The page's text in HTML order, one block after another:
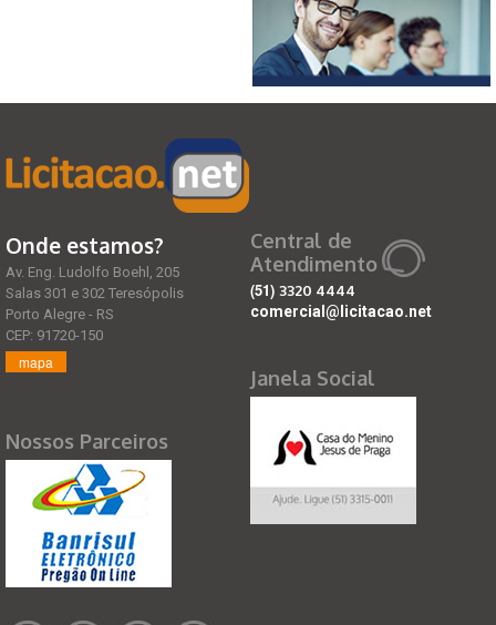
Onde estamos?
Av. Eng. Ludolfo Boehl, 205
Salas 301 e 302 Teresópolis
Porto Alegre - RS
CEP: 91720-150
mapa
Nossos Parceiros
Central de
Atendimento
(51) 3320 4444
comercial@licitacao.net
Janela Social